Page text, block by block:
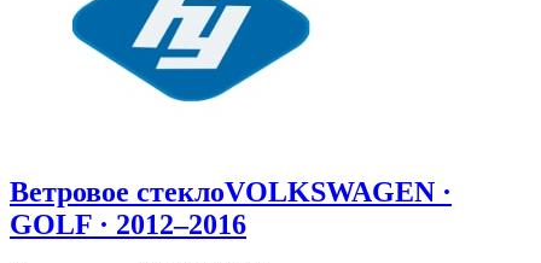
Ветровое стеклоVOLKSWAGEN ·
GOLF · 2012–2016